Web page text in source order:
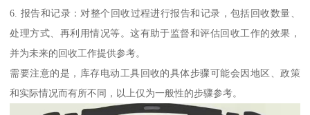
6. 报告和记录：对整个回收过程进行报告和记录，包括回收数量、
处理方式、再利用情况等。这有助于监督和评估回收工作的效果，
并为未来的回收工作提供参考。
需要注意的是，库存电动工具回收的具体步骤可能会因地区、政策
和实际情况而有所不同，以上仅为一般性的步骤参考。